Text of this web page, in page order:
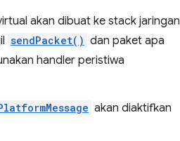
akan dibuat ke stack jaringan
sendPacket() dan paket apa
handler peristiwa
akan diaktifkan